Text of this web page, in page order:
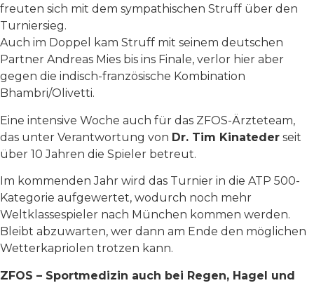
freuten sich mit dem sympathischen Struff über den
Turniersieg.
Auch im Doppel kam Struff mit seinem deutschen
Partner Andreas Mies bis ins Finale, verlor hier aber
gegen die indisch-französische Kombination
Bhambri/Olivetti.
Eine intensive Woche auch für das ZFOS-Ärzteteam,
das unter Verantwortung von Dr. Tim Kinateder seit
über 10 Jahren die Spieler betreut.
Im kommenden Jahr wird das Turnier in die ATP 500-
Kategorie aufgewertet, wodurch noch mehr
Weltklassespieler nach München kommen werden.
Bleibt abzuwarten, wer dann am Ende den möglichen
Wetterkapriolen trotzen kann.
ZFOS – Sportmedizin auch bei Regen, Hagel und